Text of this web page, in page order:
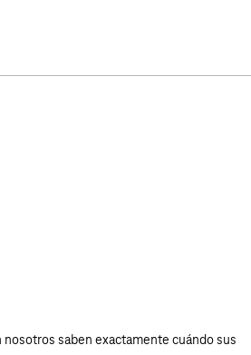
saben exactamente cuándo sus